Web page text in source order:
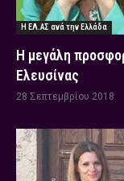
Η ΕΛ.ΑΣ ανά την Ελλάδα
Η μεγάλη
Ελευσίνας
28 Σεπτεμβρίου 2018